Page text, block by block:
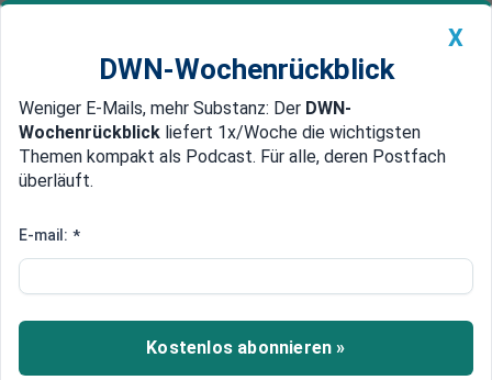
Newsticker MEIN DWN: Geldanlage Premium
Edelmetalle DWN-Magazin China
Turbulenzen an den Märkten
Griechenland verschiebt Anleihe-
Emission
Griechenland hat seine Rückkehr an die
X
DWN-Wochenrückblick
Weniger E-Mails, mehr Substanz: Der DWN-
Wochenrückblick liefert 1x/Woche die wichtigsten
Themen kompakt als Podcast. Für alle, deren Postfach
überläuft.
E-mail: *
Kostenlos abonnieren »